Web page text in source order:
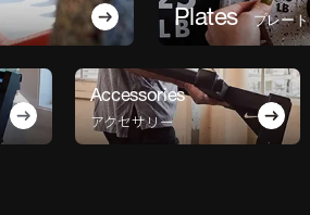
Plates プレート
Accessories
アクセサリー